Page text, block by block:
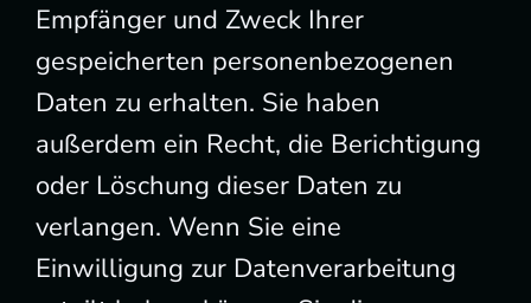
Empfänger und Zweck Ihrer
gespeicherten personenbezogenen
Daten zu erhalten. Sie haben
außerdem ein Recht, die Berichtigung
oder Löschung dieser Daten zu
verlangen. Wenn Sie eine
Einwilligung zur Datenverarbeitung